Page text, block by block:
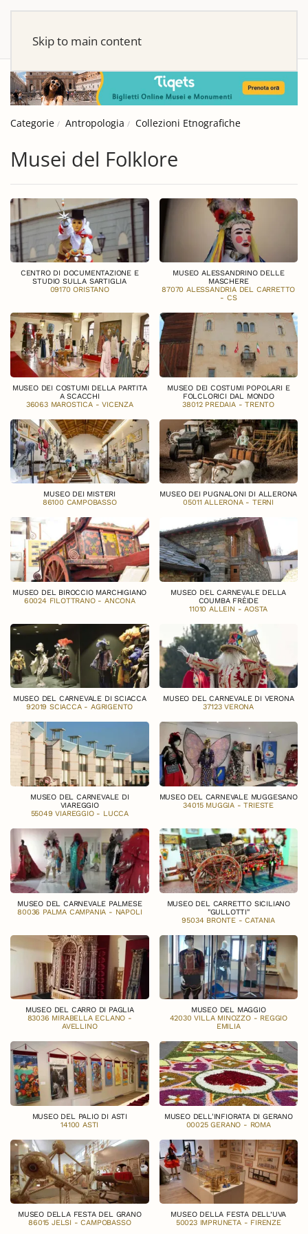
Skip to main content
Categorie Antropologia Collezioni Etnografiche
Musei del Folklore
CENTRO DI DOCUMENTAZIONE E
STUDIO SULLA SARTIGLIA
09170 ORISTANO
MUSEO ALESSANDRINO DELLE
MASCHERE
87070 ALESSANDRIA DEL CARRETTO
- CS
MUSEO DEI COSTUMI DELLA PARTITA
A SCACCHI
36063 MAROSTICA - VICENZA
MUSEO DEI COSTUMI POPOLARI E
FOLCLORICI DAL MONDO
38012 PREDAIA - TRENTO
MUSEO DEI MISTERI
86100 CAMPOBASSO
MUSEO DEI PUGNALONI DI ALLERONA
05011 ALLERONA - TERNI
MUSEO DEL BIROCCIO MARCHIGIANO
60024 FILOTTRANO - ANCONA
MUSEO DEL CARNEVALE DELLA
COUMBA FRÈIDE
11010 ALLEIN - AOSTA
MUSEO DEL CARNEVALE DI SCIACCA
92019 SCIACCA - AGRIGENTO
MUSEO DEL CARNEVALE DI VERONA
37123 VERONA
MUSEO DEL CARNEVALE DI
VIAREGGIO
55049 VIAREGGIO - LUCCA
MUSEO DEL CARNEVALE MUGGESANO
34015 MUGGIA - TRIESTE
MUSEO DEL CARNEVALE PALMESE
80036 PALMA CAMPANIA - NAPOLI
MUSEO DEL CARRETTO SICILIANO
"GULLOTTI"
95034 BRONTE - CATANIA
MUSEO DEL CARRO DI PAGLIA
83036 MIRABELLA ECLANO -
AVELLINO
MUSEO DEL MAGGIO
42030 VILLA MINOZZO - REGGIO
EMILIA
MUSEO DEL PALIO DI ASTI
14100 ASTI
MUSEO DELL'INFIORATA DI GERANO
00025 GERANO - ROMA
MUSEO DELLA FESTA DEL GRANO
86015 JELSI - CAMPOBASSO
MUSEO DELLA FESTA DELL’UVA
50023 IMPRUNETA - FIRENZE